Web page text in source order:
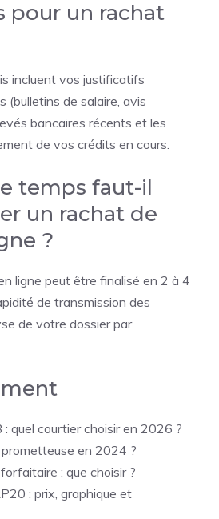
pour un rachat
incluent vos justificatifs
(bulletins de salaire, avis
bancaires récents et les
de vos crédits en cours.
temps faut-il
un rachat de
?
ligne peut être finalisé en 2 à 4
de transmission des
de votre dossier par
quel courtier choisir en 2026 ?
en 2024 ?
: que choisir ?
: prix, graphique et